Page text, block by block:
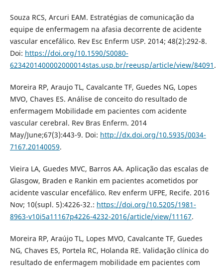
Souza RCS, Arcuri EAM. Estratégias de comunicação da
equipe de enfermagem na afasia decorrente de acidente
vascular encefálico. Rev Esc Enferm USP. 2014; 48(2):292-8.
Doi: https://doi.org/10.1590/S0080-
6234201400002000014stas.usp.br/reeusp/article/view/84091 .
Moreira RP, Araujo TL, Cavalcante TF, Guedes NG, Lopes
MVO, Chaves ES. Análise de conceito do resultado de
enfermagem Mobilidade em pacientes com acidente
vascular cerebral. Rev Bras Enferm. 2014
May/June;67(3):443-9. Doi: http://dx.doi.org/10.5935/0034-
7167.20140059.
Vieira LA, Guedes MVC, Barros AA. Aplicação das escalas de
Glasgow, Braden e Rankin em pacientes acometidos por
acidente vascular encefálico. Rev enferm UFPE, Recife. 2016
Nov; 10(supl. 5):4226-32.: https://doi.org/10.5205/1981-
8963-v10i5a11167p4226-4232-2016/article/view/11167.
Moreira RP, Araújo TL, Lopes MVO, Cavalcante TF, Guedes
NG, Chaves ES, Portela RC, Holanda RE. Validação clínica do
resultado de enfermagem mobilidade em pacientes com